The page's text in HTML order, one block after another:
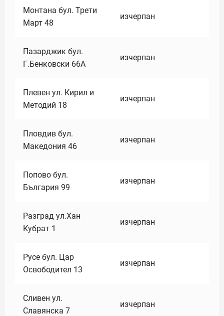
Монтана бул. Трети
Март 48
изчерпан
Пазарджик бул.
Г.Бенковски 66А
изчерпан
Плевен ул. Кирил и
Методий 18
изчерпан
Пловдив бул.
Македония 46
изчерпан
Попово бул.
България 99
изчерпан
Разград ул.Хан
Кубрат 1
изчерпан
Русе бул. Цар
Освободител 13
изчерпан
Сливен ул.
Славянска 7
изчерпан